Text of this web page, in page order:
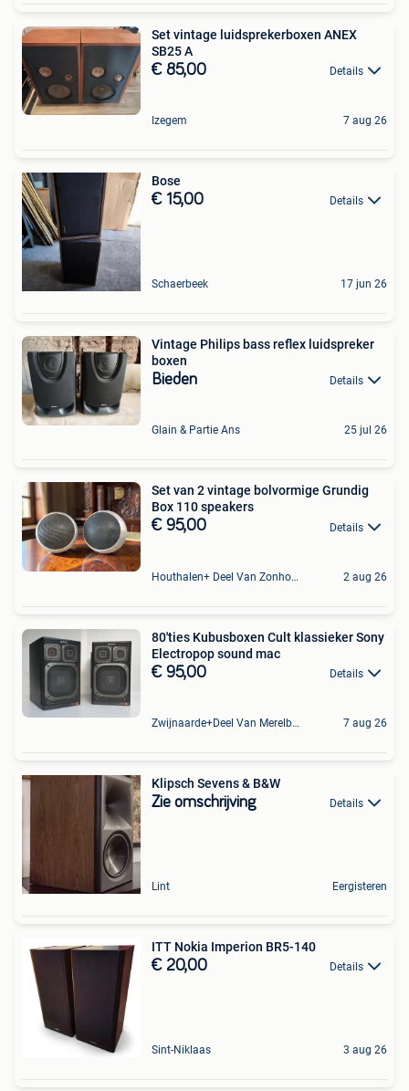
Set vintage luidsprekerboxen ANEX
SB25 A
€ 85,00 Details
Izegem 7 aug 26
Bose
€ 15,00 Details
Schaerbeek 17 jun 26
Vintage Philips bass reflex luidspreker
boxen
Bieden Details
Glain & Partie Ans 25 jul 26
Set van 2 vintage bolvormige Grundig
Box 110 speakers
€ 95,00 Details
Houthalen+ Deel Van Zonhoven En Zolder 2 aug 26
80'ties Kubusboxen Cult klassieker Sony
Electropop sound mac
€ 95,00 Details
Zwijnaarde+Deel Van Merelbeke 7 aug 26
Klipsch Sevens & B&W
Zie omschrijving Details
Lint Eergisteren
ITT Nokia Imperion BR5-140
€ 20,00 Details
Sint-Niklaas 3 aug 26